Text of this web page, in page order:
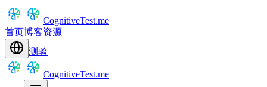
CognitiveTest.me
首页博客资源
测验
CognitiveTest.me